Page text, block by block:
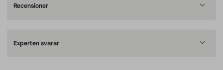
Recensioner
Experten svarar